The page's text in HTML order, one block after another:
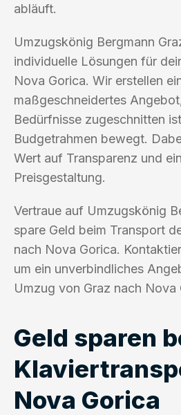
abläuft.
Umzugskönig Bergmann
individuelle Lösungen für
Nova Gorica. Wir erstellen
maßgeschneidertes
Bedürfnisse zugeschnitten
Budgetrahmen bewegt.
Wert auf Transparenz und
Preisgestaltung.
Vertraue auf Umzugskönig
spare Geld beim Transport
nach Nova Gorica.
um ein unverbindliches
Umzug von Graz nach Nova
Geld sparen
Nova Gorica